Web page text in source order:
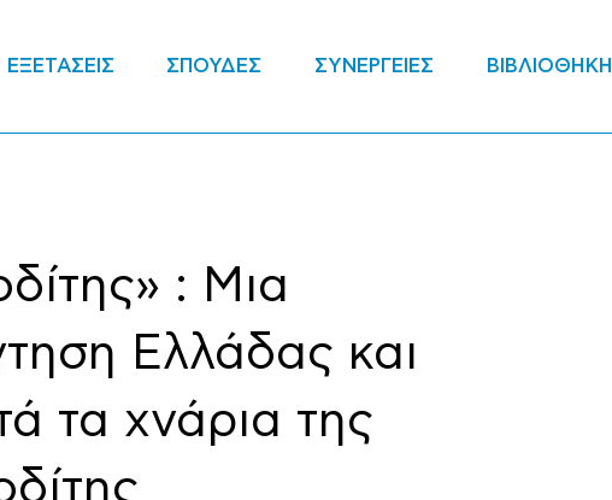
ΕΞΕΤΑΣΕΙΣ ΣΠΟΥΔΕΣ ΣΥΝΕΡΓΕΙΕΣ ΒΙΒΛΙΟΘΗΚΗ
: Μια
Ελλάδας και
τα χνάρια της